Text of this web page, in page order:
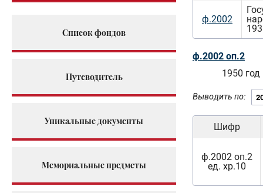
Список фондов
Путеводитель
Уникальные документы
Мемориальные предметы
ф.2002
ф.2002 оп.2
1950 год
Выводить по:
Шифр
ф.2002 оп.2
ед. хр.10